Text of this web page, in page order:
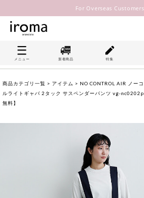
For Overseas Customers
メニュー 新着商品 特集
商品カテゴリ一覧 > アイテム > NO CONTROL AIR ノー
ルライトギャバ 2タック サスペンダーパンツ vg-
無料】